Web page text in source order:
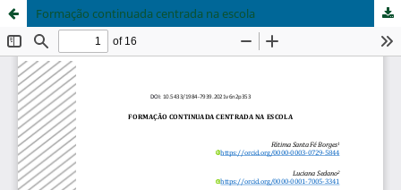
Formação continuada centrada na escola